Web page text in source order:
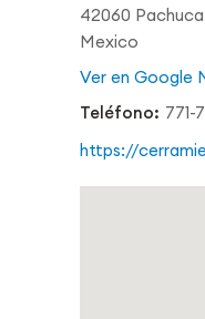
42060
Mexico
Ver en Google
Teléfono: 771-
https://